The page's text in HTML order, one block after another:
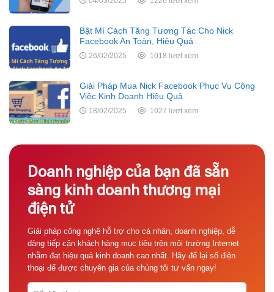
Bật Mí Cách Tăng Tương Tác Cho Nick
Facebook An Toàn, Hiệu Quả
26/02/2025 1018 lượt xem
Giải Pháp Mua Nick Facebook Phục Vụ Công
Việc Kinh Doanh Hiệu Quả
18/02/2025 1027 lượt xem
Doanh nghiệp của bạn đã sẵn
sàng kinh doanh thương mại
điện tử
Giải pháp công nghệ hỗ trợ cho cá nhân, doanh nghiệp, dễ
dàng tiếp cận khách hàng mục tiêu trên môi trường Internet
nhằm đạt hiệu quả kinh doanh cao nhất. Hãy để lại số điện
thoại để được chuyên gia của chúng tôi tư vấn ngay!